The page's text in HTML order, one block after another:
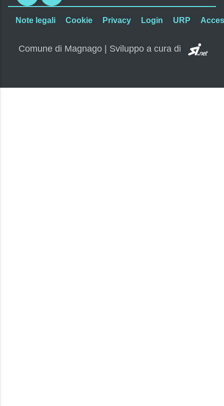
Note legali Cookie Privacy Login URP
Comune di Magnago | Sviluppo a cura di